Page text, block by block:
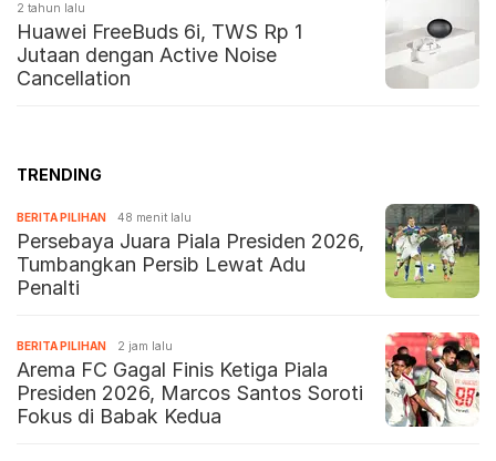
2 tahun lalu
Huawei FreeBuds 6i, TWS Rp 1
Jutaan dengan Active Noise
Cancellation
TRENDING
BERITA PILIHAN 48 menit lalu
Persebaya Juara Piala Presiden 2026,
Tumbangkan Persib Lewat Adu
Penalti
BERITA PILIHAN 2 jam lalu
Arema FC Gagal Finis Ketiga Piala
Presiden 2026, Marcos Santos Soroti
Fokus di Babak Kedua